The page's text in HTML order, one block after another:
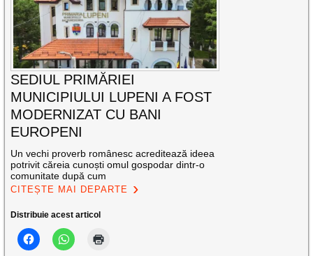
SEDIUL PRIMĂRIEI
MUNICIPIULUI LUPENI A FOST
MODERNIZAT CU BANI
EUROPENI
Un vechi proverb românesc acreditează ideea
potrivit căreia cunoști omul gospodar dintr-o
comunitate după cum
CITEȘTE MAI DEPARTE
Distribuie acest articol